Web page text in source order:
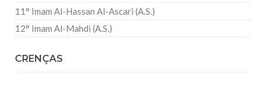
11° Imam Al-Hassan Al-Ascari (A.S.)
12° Imam Al-Mahdi (A.S.)
CRENÇAS